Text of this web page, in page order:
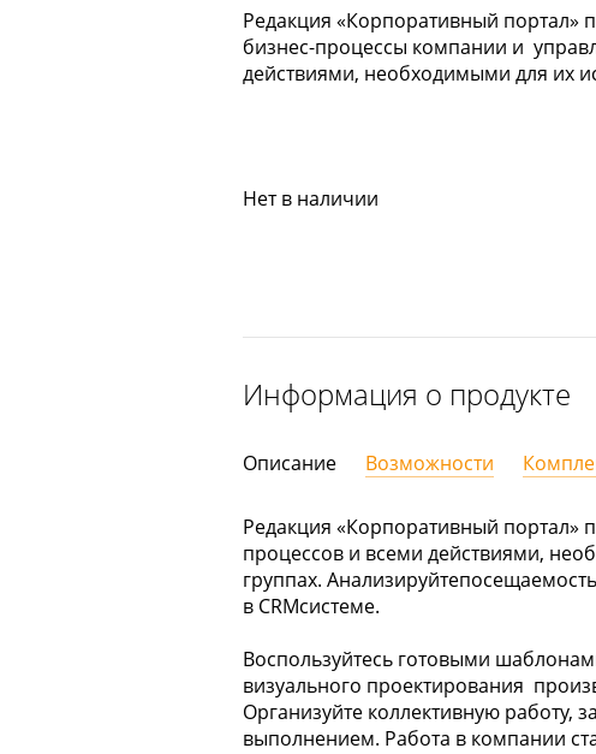
Редакция «Корпоративный портал»
бизнес-процессы компании и
действиями, необходимыми для их
Нет в наличии
Информация о продукте
Описание Возможности
Редакция «Корпоративный портал»
процессов и всеми действиями,
группах.
в CRMсистеме.
Воспользуйтесь готовыми
визуального проектирования
Организуйте коллективную работу,
выполнением. Работа в компании